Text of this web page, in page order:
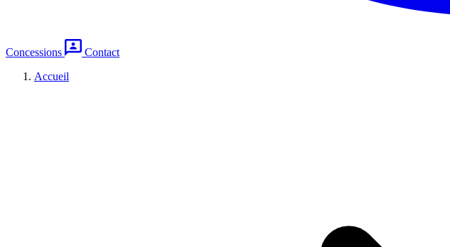
Concessions
Contact
Accueil